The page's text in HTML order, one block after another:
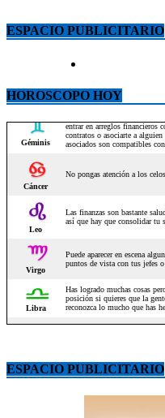
ESPACIO PUBLICITARIO
HOROSCOPO HOY
ESPACIO PUBLICITARIO